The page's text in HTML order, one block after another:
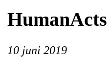
HumanActs
10 juni 2019